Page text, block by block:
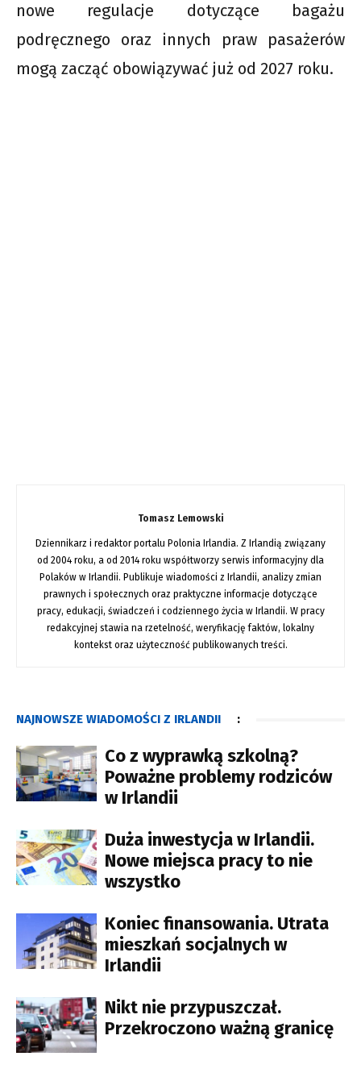
nowe regulacje dotyczące bagażu
podręcznego oraz innych praw pasażerów
mogą zacząć obowiązywać już od 2027 roku.
Tomasz Lemowski
Dziennikarz i redaktor portalu Polonia Irlandia. Z Irlandią związany
od 2004 roku, a od 2014 roku współtworzy serwis informacyjny dla
Polaków w Irlandii. Publikuje wiadomości z Irlandii, analizy zmian
prawnych i społecznych oraz praktyczne informacje dotyczące
pracy, edukacji, świadczeń i codziennego życia w Irlandii. W pracy
redakcyjnej stawia na rzetelność, weryfikację faktów, lokalny
kontekst oraz użyteczność publikowanych treści.
NAJNOWSZE WIADOMOŚCI Z IRLANDII :
Co z wyprawką szkolną?
Poważne problemy rodziców
w Irlandii
Duża inwestycja w Irlandii.
Nowe miejsca pracy to nie
wszystko
Koniec finansowania. Utrata
mieszkań socjalnych w
Irlandii
Nikt nie przypuszczał.
Przekroczono ważną granicę